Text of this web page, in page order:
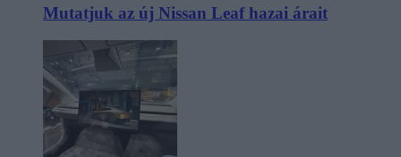
Mutatjuk az új Nissan Leaf hazai árait